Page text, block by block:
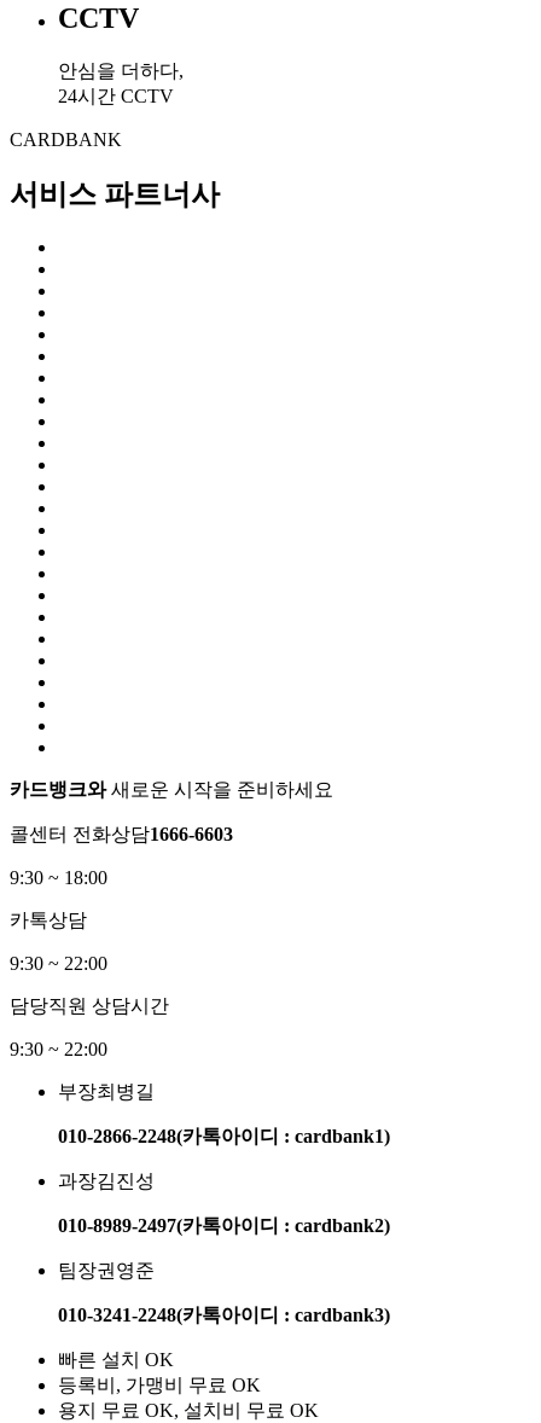
CCTV​
안심을 더하다,
24시간 CCTV​
CARDBANK
서비스 파트너사​
카드뱅크와새로운 시작을 준비하세요​
콜센터 전화상담1666-6603
9:30 ~ 18:00
카톡상담
9:30 ~ 22:00
담당직원 상담시간
9:30 ~ 22:00​
부장최병길
010-2866-2248​(카톡아이디 : cardbank1)
과장김진성
010-8989-2497​(카톡아이디 : cardbank2)
팀장권영준
010-3241-2248​​(카톡아이디 : cardbank3)
빠른 설치 OK​
등록비, 가맹비 무료 OK​
용지 무료 OK, 설치비 무료 OK​